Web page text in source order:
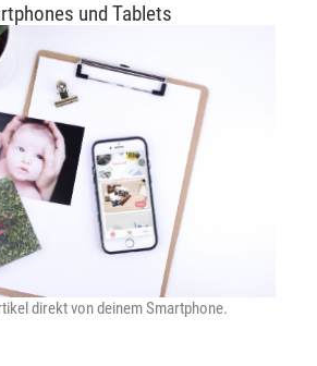
und Tablets
direkt von deinem Smartphone.